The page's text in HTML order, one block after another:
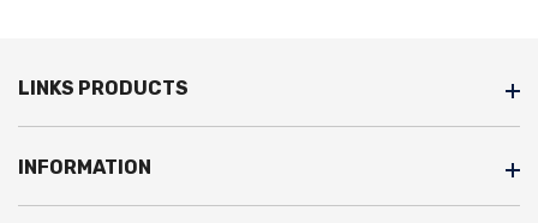
LINKS PRODUCTS
INFORMATION